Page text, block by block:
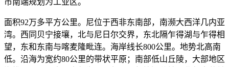
面积92万多平方公里。尼位于西非东南部，南濒大西洋几内亚
湾。西同贝宁接壤，北与尼日尔交界，东北隔乍得湖与乍得相
望，东和东南与喀麦隆毗连。海岸线长800公里。地势北高南
低。沿海为宽约80公里的带状平原；南部低山丘陵，大部地区